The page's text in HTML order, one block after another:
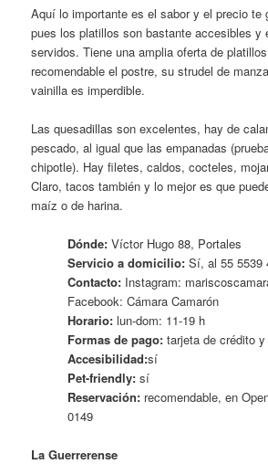
Aquí lo importante es el sabor y el precio te
pues los platillos son bastante accesibles y
servidos. Tiene una amplia oferta de
recomendable el postre, su strudel de
vainilla es imperdible.
Las quesadillas son excelentes, hay de
pescado, al igual que las empanadas
chipotle). Hay filetes, caldos, cocteles,
Claro, tacos también y lo mejor es que
maíz o de harina.
Dónde: Víctor Hugo 88, Portales
Servicio a domicilio: Sí, al 55 5539
Contacto: Instagram:
Facebook: Cámara Camarón
Horario: lun-dom: 11-19 h
Formas de pago: tarjeta de crédito
Accesibilidad:sí
Pet-friendly: sí
Reservación: recomendable, en
0149
La Guerrerense